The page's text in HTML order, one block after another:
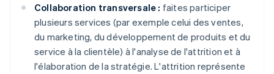
Collaboration transversale : faites participer
plusieurs services (par exemple celui des ventes,
du marketing, du développement de produits et du
service à la clientèle) à l'analyse de l'attrition et à
l'élaboration de la stratégie. L'attrition représente